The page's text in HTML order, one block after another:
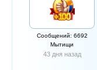
Сообщений: 6692
Мытищи
43 дня назад